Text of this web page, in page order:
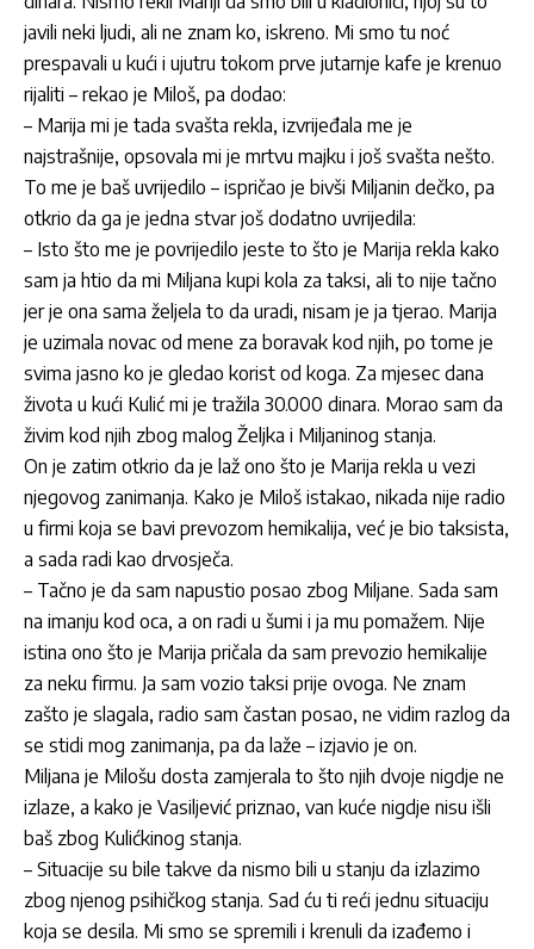
javili neki ljudi, ali ne znam ko, iskreno. Mi smo tu noć
prespavali u kući i ujutru tokom prve jutarnje kafe je krenuo
rijaliti – rekao je Miloš, pa dodao:
– Marija mi je tada svašta rekla, izvrijeđala me je
najstrašnije, opsovala mi je mrtvu majku i još svašta nešto.
To me je baš uvrijedilo – ispričao je bivši Miljanin dečko, pa
otkrio da ga je jedna stvar još dodatno uvrijedila:
– Isto što me je povrijedilo jeste to što je Marija rekla kako
sam ja htio da mi Miljana kupi kola za taksi, ali to nije tačno
jer je ona sama željela to da uradi, nisam je ja tjerao. Marija
je uzimala novac od mene za boravak kod njih, po tome je
svima jasno ko je gledao korist od koga. Za mjesec dana
života u kući Kulić mi je tražila 30.000 dinara. Morao sam da
živim kod njih zbog malog Željka i Miljaninog stanja.
On je zatim otkrio da je laž ono što je Marija rekla u vezi
njegovog zanimanja. Kako je Miloš istakao, nikada nije radio
u firmi koja se bavi prevozom hemikalija, već je bio taksista,
a sada radi kao drvosječa.
– Tačno je da sam napustio posao zbog Miljane. Sada sam
na imanju kod oca, a on radi u šumi i ja mu pomažem. Nije
istina ono što je Marija pričala da sam prevozio hemikalije
za neku firmu. Ja sam vozio taksi prije ovoga. Ne znam
zašto je slagala, radio sam častan posao, ne vidim razlog da
se stidi mog zanimanja, pa da laže – izjavio je on.
Miljana je Milošu dosta zamjerala to što njih dvoje nigdje ne
izlaze, a kako je Vasiljević priznao, van kuće nigdje nisu išli
baš zbog Kulićkinog stanja.
– Situacije su bile takve da nismo bili u stanju da izlazimo
zbog njenog psihičkog stanja. Sad ću ti reći jednu situaciju
koja se desila. Mi smo se spremili i krenuli da izađemo i